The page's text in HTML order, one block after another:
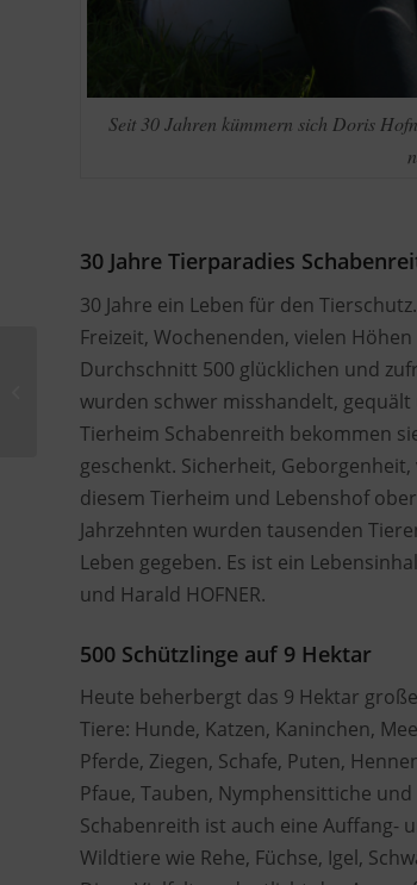
Seit 30 Jahren kümmern sich Doris
30 Jahre Tierparadies
30 Jahre ein Leben für den
Freizeit, Wochenenden, vielen
Durchschnitt 500 glücklichen und
wurden schwer misshandelt,
Tierheim Schabenreith bekommen
geschenkt. Sicherheit,
diesem Tierheim und Lebenshof
Jahrzehnten wurden tausenden
Leben gegeben. Es ist ein
und Harald HOFNER.
500 Schützlinge auf 9 Hektar
Heute beherbergt das 9 Hektar
Tiere: Hunde, Katzen, Kaninchen,
Pferde, Ziegen, Schafe, Puten,
Pfaue, Tauben, Nymphensittiche
Schabenreith ist auch eine Auffang-
Wildtiere wie Rehe, Füchse, Igel,
Tierrettungseinsatz:
Fischer fühlten sich von
Schwänen gestört